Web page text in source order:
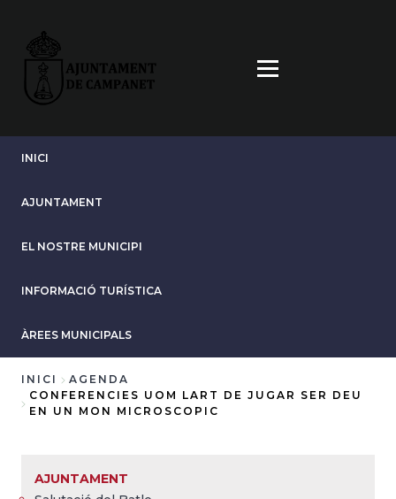
contingut
INICI
AJUNTAMENT
EL NOSTRE MUNICIPI
INFORMACIÓ TURÍSTICA
ÀREES MUNICIPALS
Fil
INICI
AGENDA
CONFERENCIES UOM LART DE JUGAR SER DEU
EN UN MON MICROSCOPIC
AJUNTAMENT